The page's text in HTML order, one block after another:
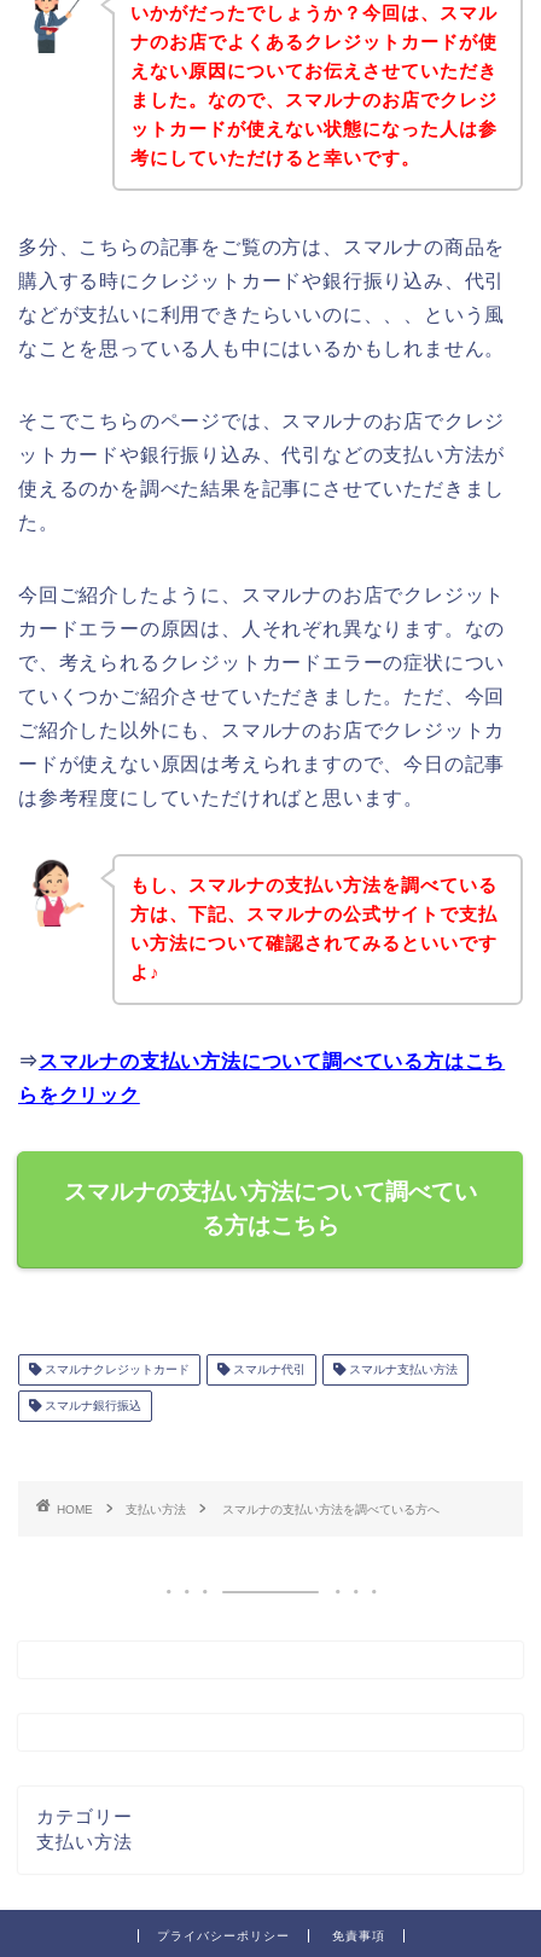
いかがだったでしょうか？今回は、スマル
ナのお店でよくあるクレジットカードが使
えない原因についてお伝えさせていただき
ました。なので、スマルナのお店でクレジ
ットカードが使えない状態になった人は参
考にしていただけると幸いです。
多分、こちらの記事をご覧の方は、スマルナの商品を
購入する時にクレジットカードや銀行振り込み、代引
などが支払いに利用できたらいいのに、、、という風
なことを思っている人も中にはいるかもしれません。
そこでこちらのページでは、スマルナのお店でクレジ
ットカードや銀行振り込み、代引などの支払い方法が
使えるのかを調べた結果を記事にさせていただきまし
た。
今回ご紹介したように、スマルナのお店でクレジット
カードエラーの原因は、人それぞれ異なります。なの
で、考えられるクレジットカードエラーの症状につい
ていくつかご紹介させていただきました。ただ、今回
ご紹介した以外にも、スマルナのお店でクレジットカ
ードが使えない原因は考えられますので、今日の記事
は参考程度にしていただければと思います。
もし、スマルナの支払い方法を調べている
方は、下記、スマルナの公式サイトで支払
い方法について確認されてみるといいです
よ♪
⇒ スマルナの支払い方法について調べている方はこち
らをクリック
スマルナの支払い方法について調べてい
る方はこちら
スマルナクレジットカード スマルナ代引 スマルナ支払い方法
スマルナ銀行振込
HOME 支払い方法 スマルナの支払い方法を調べている方へ
カテゴリー
支払い方法
プライバシーポリシー 免責事項